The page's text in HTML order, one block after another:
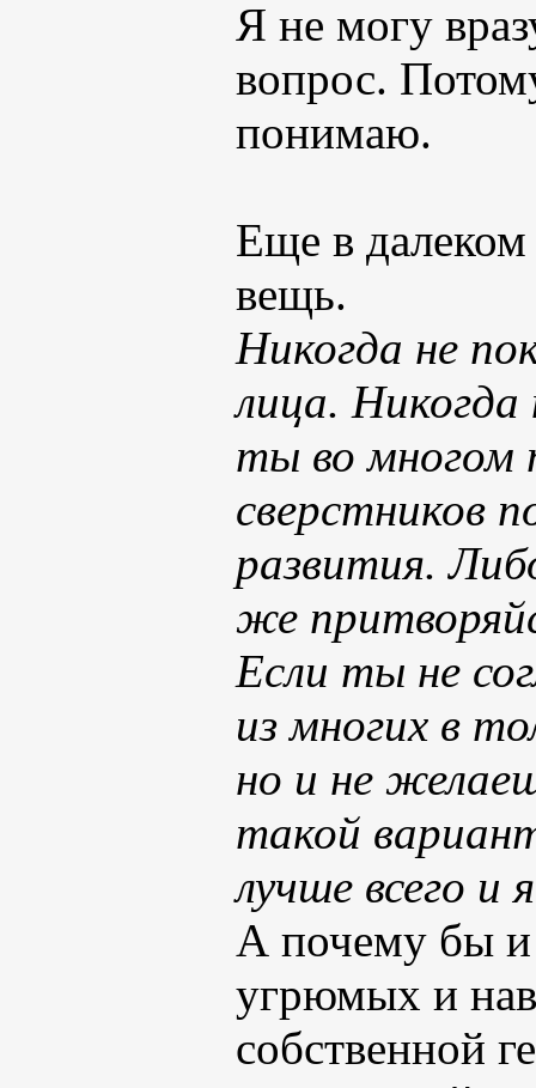
Я не могу
вопрос.
понимаю.
Еще в далеком
вещь.
Никогда не
лица. Никогда
ты во многом
сверстников
развития.
же
Если ты не
из многих в
но и не
такой
лучше всего и
А почему бы и
угрюмых и
собственной